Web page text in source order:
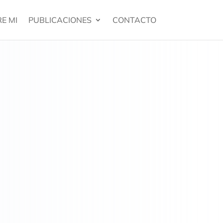
MI PUBLICACIONES CONTACTO